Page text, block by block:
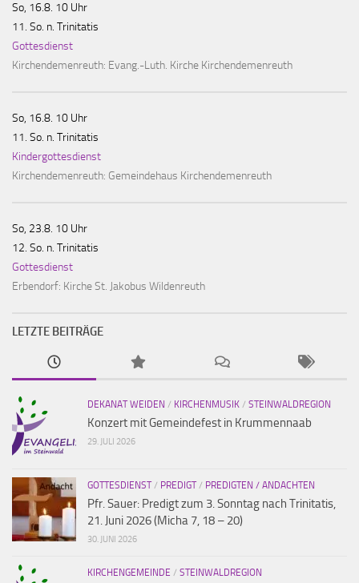
So, 16.8. 10 Uhr
11. So. n. Trinitatis
Gottesdienst
Kirchendemenreuth: Evang.-Luth. Kirche Kirchendemenreuth
So, 16.8. 10 Uhr
11. So. n. Trinitatis
Kindergottesdienst
Kirchendemenreuth: Gemeindehaus Kirchendemenreuth
So, 23.8. 10 Uhr
12. So. n. Trinitatis
Gottesdienst
Erbendorf: Kirche St. Jakobus Wildenreuth
LETZTE BEITRÄGE
DEKANAT WEIDEN / KIRCHENMUSIK / STEINWALDREGION
Konzert mit Gemeindefest in Krummennaab
29. JULI 2026
GOTTESDIENST/ PREDIGT/ PREDIGTEN / ANDACHTEN
Pfr. Sauer: Predigt zum 3. Sonntag nach Trinitatis,
21. Juni 2026 (Micha 7, 18 – 20)
30. JUNI 2026
KIRCHENGEMEINDE / STEINWALDREGION